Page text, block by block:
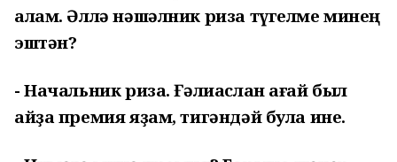
алам. Әллә нәшәлник риза түгелме минең
эштән?
- Начальник риза. Ғәлиаслан ағай был
айҙа премия яҙам, тигәндәй була ине.